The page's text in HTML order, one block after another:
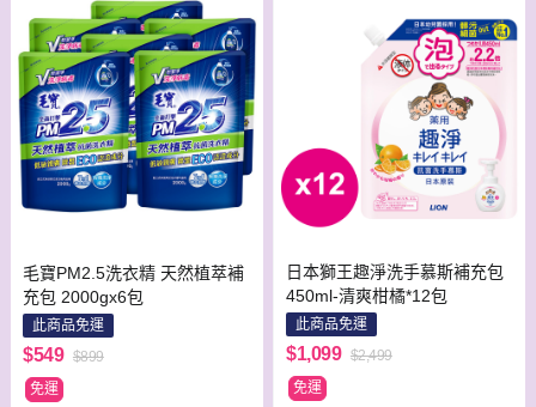
毛寶PM2.5洗衣精 天然植萃補
充包 2000gx6包
此商品免運
$549 $899
免運
日本獅王趣淨洗手慕斯補充包
450ml-清爽柑橘*12包
此商品免運
$1,099 $2,499
免運